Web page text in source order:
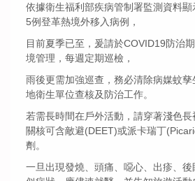
依據衛生福利部疾病管制署監測資料
5例登革熱境外移入病例，
目前夏季已至，爰請於COVID19防治
境管理，每週定期巡檢，
雨後更需加強巡查，務必清除病媒蚊
地衛生單位查核及防治工作。
若需長時間在戶外活動，請穿著淺色
關核可含敵避(DEET)或派卡瑞丁
劑。
一旦出現發燒、頭痛、噁心、出疹、